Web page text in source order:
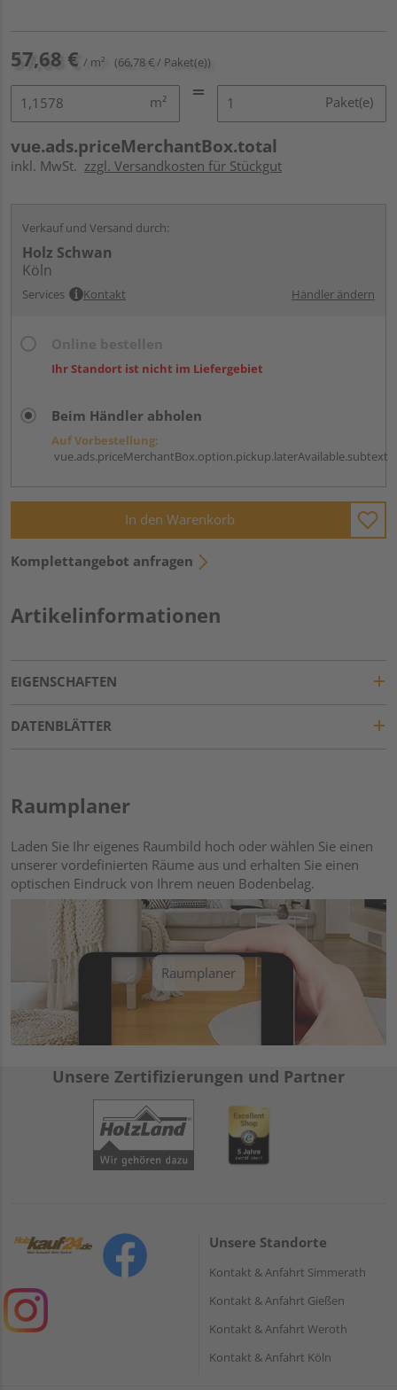
57,68 € / m² (66,78 € / Paket(e))
m² Paket(e)
vue.ads.priceMerchantBox.total
inkl. MwSt. zzgl. Versandkosten für Stückgut
Verkauf und Versand durch:
Holz Schwan
Köln
Services Kontakt Händler ändern
Ihr Standort ist nicht im Liefergebiet
Beim Händler abholen
Auf Vorbestellung:
vue.ads.priceMerchantBox.option.pickup.laterAvailable.subtext
In den Warenkorb
Komplettangebot anfragen
Artikelinformationen
EIGENSCHAFTEN
DATENBLÄTTER
Raumplaner
Laden Sie Ihr eigenes Raumbild hoch oder wählen Sie einen
unserer vordefinierten Räume aus und erhalten Sie einen
optischen Eindruck von Ihrem neuen Bodenbelag.
Raumplaner
Unsere Zertifizierungen und Partner
Unsere Standorte
Kontakt & Anfahrt Simmerath
Kontakt & Anfahrt Gießen
Kontakt & Anfahrt Weroth
Kontakt & Anfahrt Köln